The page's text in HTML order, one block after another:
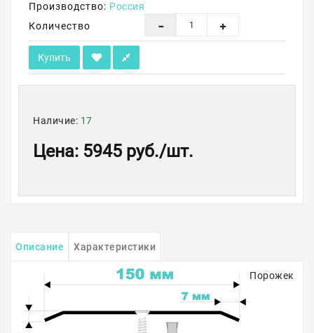
Производство: Россия
Количество
Купить
Наличие: 17
Цена: 5945 руб./шт.
Описание Характеристики
Порожек